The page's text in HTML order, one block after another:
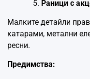
Раници с
Малките детайли
катарами, метални
ресни.
Предимства: